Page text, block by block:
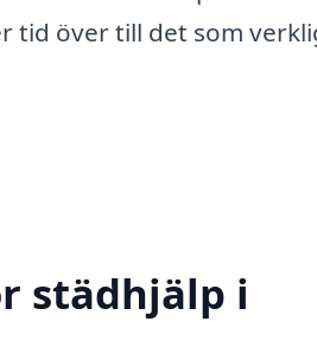
tid över till det som
städhjälp i